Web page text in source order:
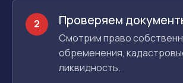
2 Проверяем
Смотрим право
обременения,
ликвидность.